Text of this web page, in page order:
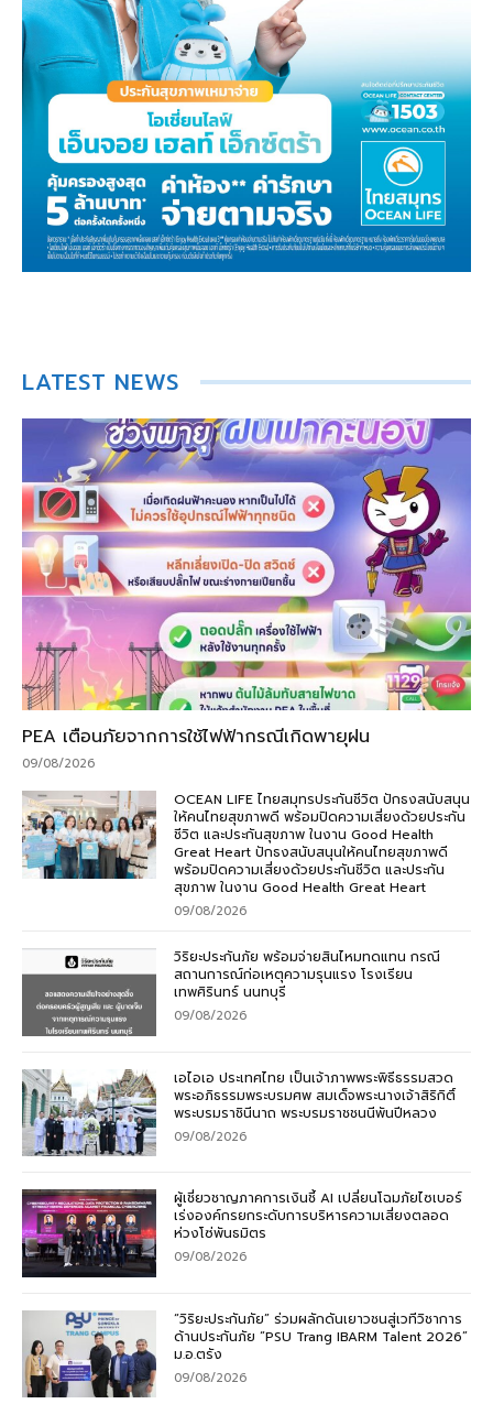
LATEST NEWS
PEA เตือนภัยจากการใช้ไฟฟ้ากรณีเกิดพายุฝน
09/08/2026
OCEAN LIFE ไทยสมุทรประกันชีวิต ปักธงสนับสนุน
ให้คนไทยสุขภาพดี พร้อมปิดความเสี่ยงด้วยประกัน
ชีวิต และประกันสุขภาพ ในงาน Good Health
Great Heart ปักธงสนับสนุนให้คนไทยสุขภาพดี
พร้อมปิดความเสี่ยงด้วยประกันชีวิต และประกัน
สุขภาพ ในงาน Good Health Great Heart
09/08/2026
วิริยะประกันภัย พร้อมจ่ายสินไหมทดแทน กรณี
สถานการณ์ก่อเหตุความรุนแรง โรงเรียน
เทพศิรินทร์ นนทบุรี
09/08/2026
เอไอเอ ประเทศไทย เป็นเจ้าภาพพระพิธีธรรมสวด
พระอภิธรรมพระบรมศพ สมเด็จพระนางเจ้าสิริกิติ์
พระบรมราชินีนาถ พระบรมราชชนนีพันปีหลวง
09/08/2026
ผู้เชี่ยวชาญภาคการเงินชี้ AI เปลี่ยนโฉมภัยไซเบอร์
เร่งองค์กรยกระดับการบริหารความเสี่ยงตลอด
ห่วงโซ่พันธมิตร
09/08/2026
“วิริยะประกันภัย” ร่วมผลักดันเยาวชนสู่เวทีวิชาการ
ด้านประกันภัย “PSU Trang IBARM Talent 2026”
ม.อ.ตรัง
09/08/2026